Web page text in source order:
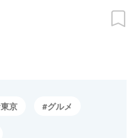
東京 グルメ